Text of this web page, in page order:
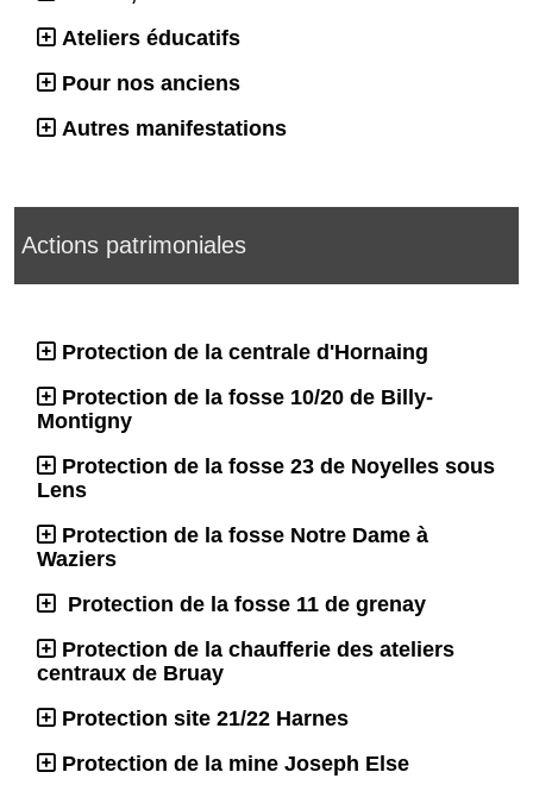
Ateliers éducatifs
Pour nos anciens
Autres manifestations
Actions patrimoniales
Protection de la centrale d'Hornaing
Protection de la fosse 10/20 de Billy-
Montigny
Protection de la fosse 23 de Noyelles sous
Lens
Protection de la fosse Notre Dame à
Waziers
Protection de la fosse 11 de grenay
Protection de la chaufferie des ateliers
centraux de Bruay
Protection site 21/22 Harnes
Protection de la mine Joseph Else